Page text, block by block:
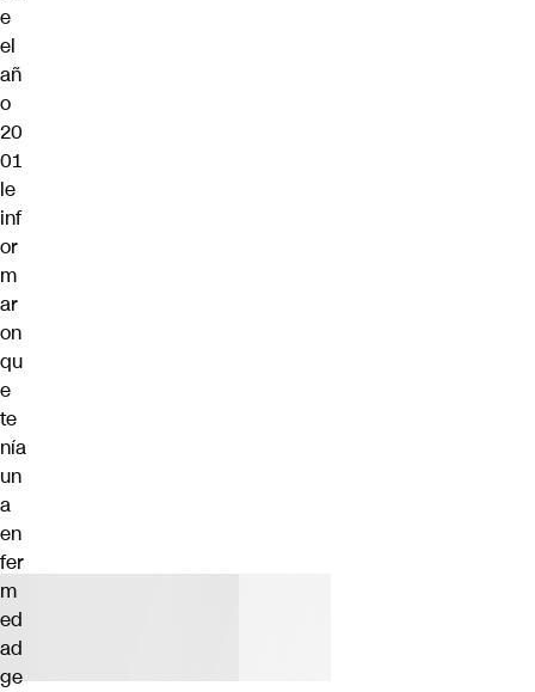
e
el
añ
o
20
01
le
inf
or
m
ar
on
qu
e
te
nía
un
a
en
fer
m
ed
ad
ge